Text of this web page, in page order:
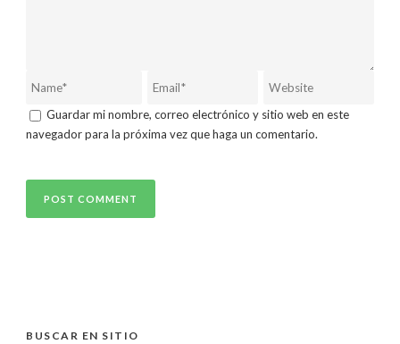
Guardar mi nombre, correo electrónico y sitio web en este
navegador para la próxima vez que haga un comentario.
BUSCAR EN SITIO